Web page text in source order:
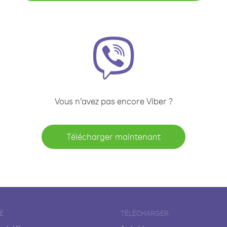
Vous n’avez pas encore Viber ?
Télécharger maintenant
TÉLÉCHARGER